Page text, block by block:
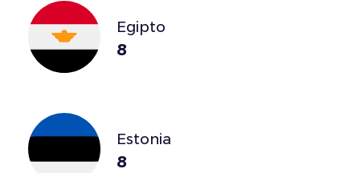
Egipto
8
Estonia
8